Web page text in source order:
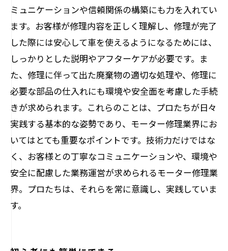
ミュニケーションや信頼関係の構築にも力を入れてい
ます。お客様が修理内容を正しく理解し、修理が完了
した際には安心して車を使えるようになるためには、
しっかりとした説明やアフターケアが必要です。ま
た、修理に伴って出た廃棄物の適切な処理や、修理に
必要な部品の仕入れにも環境や安全面を考慮した手続
きが求められます。これらのことは、プロたちが日々
実践する基本的な姿勢であり、モーター修理業界にお
いてはとても重要なポイントです。技術力だけではな
く、お客様との丁寧なコミュニケーションや、環境や
安全に配慮した業務運営が求められるモーター修理業
界。プロたちは、それらを常に意識し、実践していま
す。